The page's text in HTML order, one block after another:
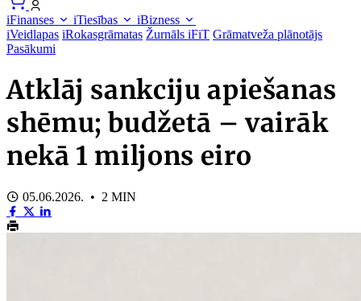
iFinanses iTiesības
iBizness
iVeidlapas iRokasgrāmatas Žurnāls iFiT Grāmatveža plānotājs
Pasākumi
Atklāj sankciju apiešanas
shēmu; budžetā – vairāk
nekā 1 miljons eiro
05.06.2026. • 2 MIN